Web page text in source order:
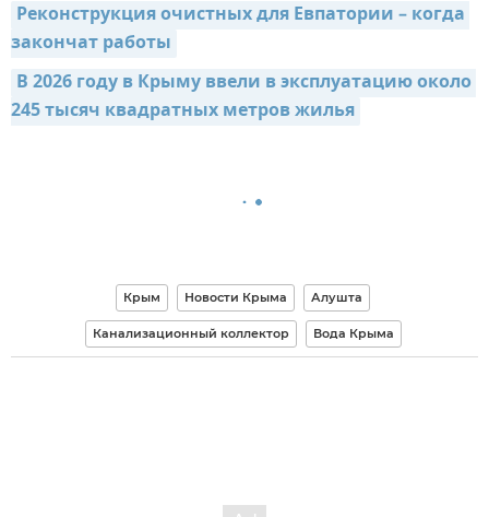
Реконструкция очистных для Евпатории – когда
закончат работы
В 2026 году в Крыму ввели в эксплуатацию около
245 тысяч квадратных метров жилья
Крым Новости Крыма Алушта
Канализационный коллектор Вода Крыма